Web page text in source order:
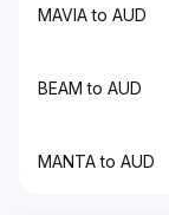
MAVIA to AUD
BEAM to AUD
MANTA to AUD